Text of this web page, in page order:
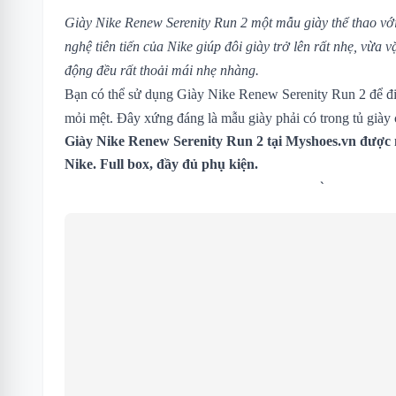
Giày Nike Renew Serenity Run 2 một mẫu giày thể thao
nghệ tiên tiến của Nike giúp đôi giày trở lên rất nhẹ, vừa
động đều rất thoải mái nhẹ nhàng.
Bạn có thể sử dụng Giày Nike Renew Serenity Run 2 để
mỏi mệt. Đây xứng đáng là mẫu giày phải có trong tủ giày
Giày Nike Renew Serenity Run 2 tại Myshoes.vn
Nike. Full box, đầy đủ phụ kiện.
`